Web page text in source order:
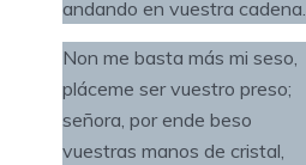
andando en vuestra cadena.
Non me basta más mi seso,
pláceme ser vuestro preso;
señora, por ende beso
vuestras manos de cristal,